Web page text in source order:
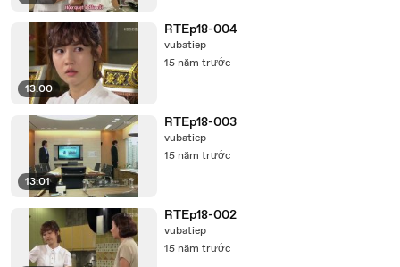
13:00
RTEp18-004
vubatiep
15 năm trước
13:01
RTEp18-003
vubatiep
15 năm trước
RTEp18-002
vubatiep
15 năm trước